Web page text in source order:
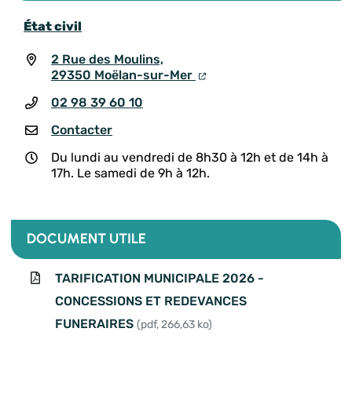
État civil
2 Rue des Moulins,
29350 Moëlan-sur-Mer
02 98 39 60 10
Contacter
Du lundi au vendredi de 8h30 à 12h et de 14h à
17h. Le samedi de 9h à 12h.
DOCUMENT UTILE
TARIFICATION MUNICIPALE 2026 -
CONCESSIONS ET REDEVANCES
FUNERAIRES (pdf, 266,63 ko)